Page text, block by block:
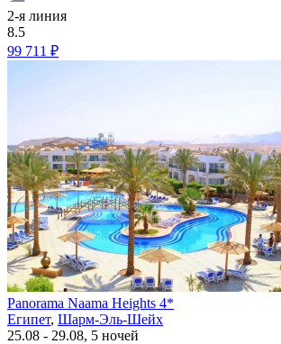
2-я линия
8.5
99 711 ₽
Panorama Naama Heights 4*
Египет, Шарм-Эль-Шейх
25.08 - 29.08, 5 ночей